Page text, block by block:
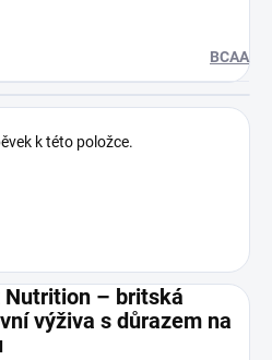
BCAA
k této položce.
Nutrition – britská
výživa s důrazem na